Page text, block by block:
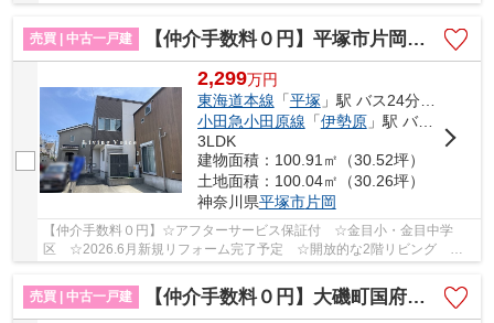
のことならリビングボイスにお任せ下さい！】
売買 | 中古一戸建
【仲介手数料０円】平塚市片岡 中古一戸建て
2,299万円
東海道本線 「平塚 」駅 バス24分 「片岡（神奈川県）」 停歩9分
小田急小田原線 「伊勢原」駅 バス21分 「平塚西郵便局前」 停歩3分
3LDK
建物面積：100.91㎡（30.52坪）
土地面積：100.04㎡（30.26坪）
神奈川県平塚市片岡
【仲介手数料０円】☆アフターサービス保証付 ☆金目小・金目中学
区 ☆2026.6月新規リフォーム完了予定 ☆開放的な2階リビング ☆
リビングイン階段 ☆コンビニ徒歩圏内♪ 【平塚市の中古...
売買 | 中古一戸建
【仲介手数料０円】大磯町国府本郷 中古戸建